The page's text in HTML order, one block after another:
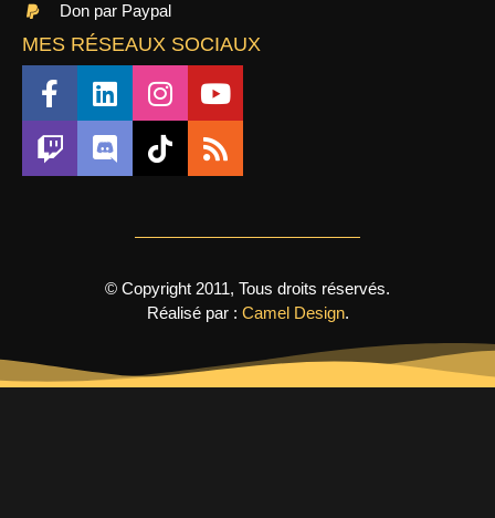
Don par Paypal
MES RÉSEAUX SOCIAUX
© Copyright 2011, Tous droits réservés.
Réalisé par : Camel Design.